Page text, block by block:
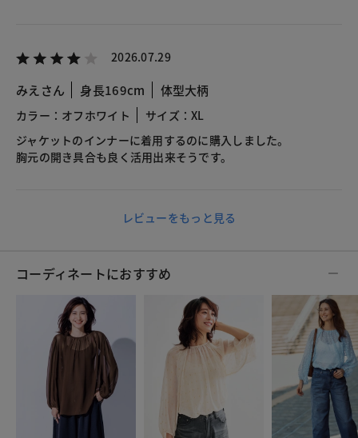
2026.07.29
みえさん 身長169cm 体型大柄
カラー：オフホワイト
サイズ：XL
ジャケットのインナーに着用するのに購入しました。
胸元の開き具合も良く活用出来そうです。
レビューをもっと見る
コーディネートにおすすめ